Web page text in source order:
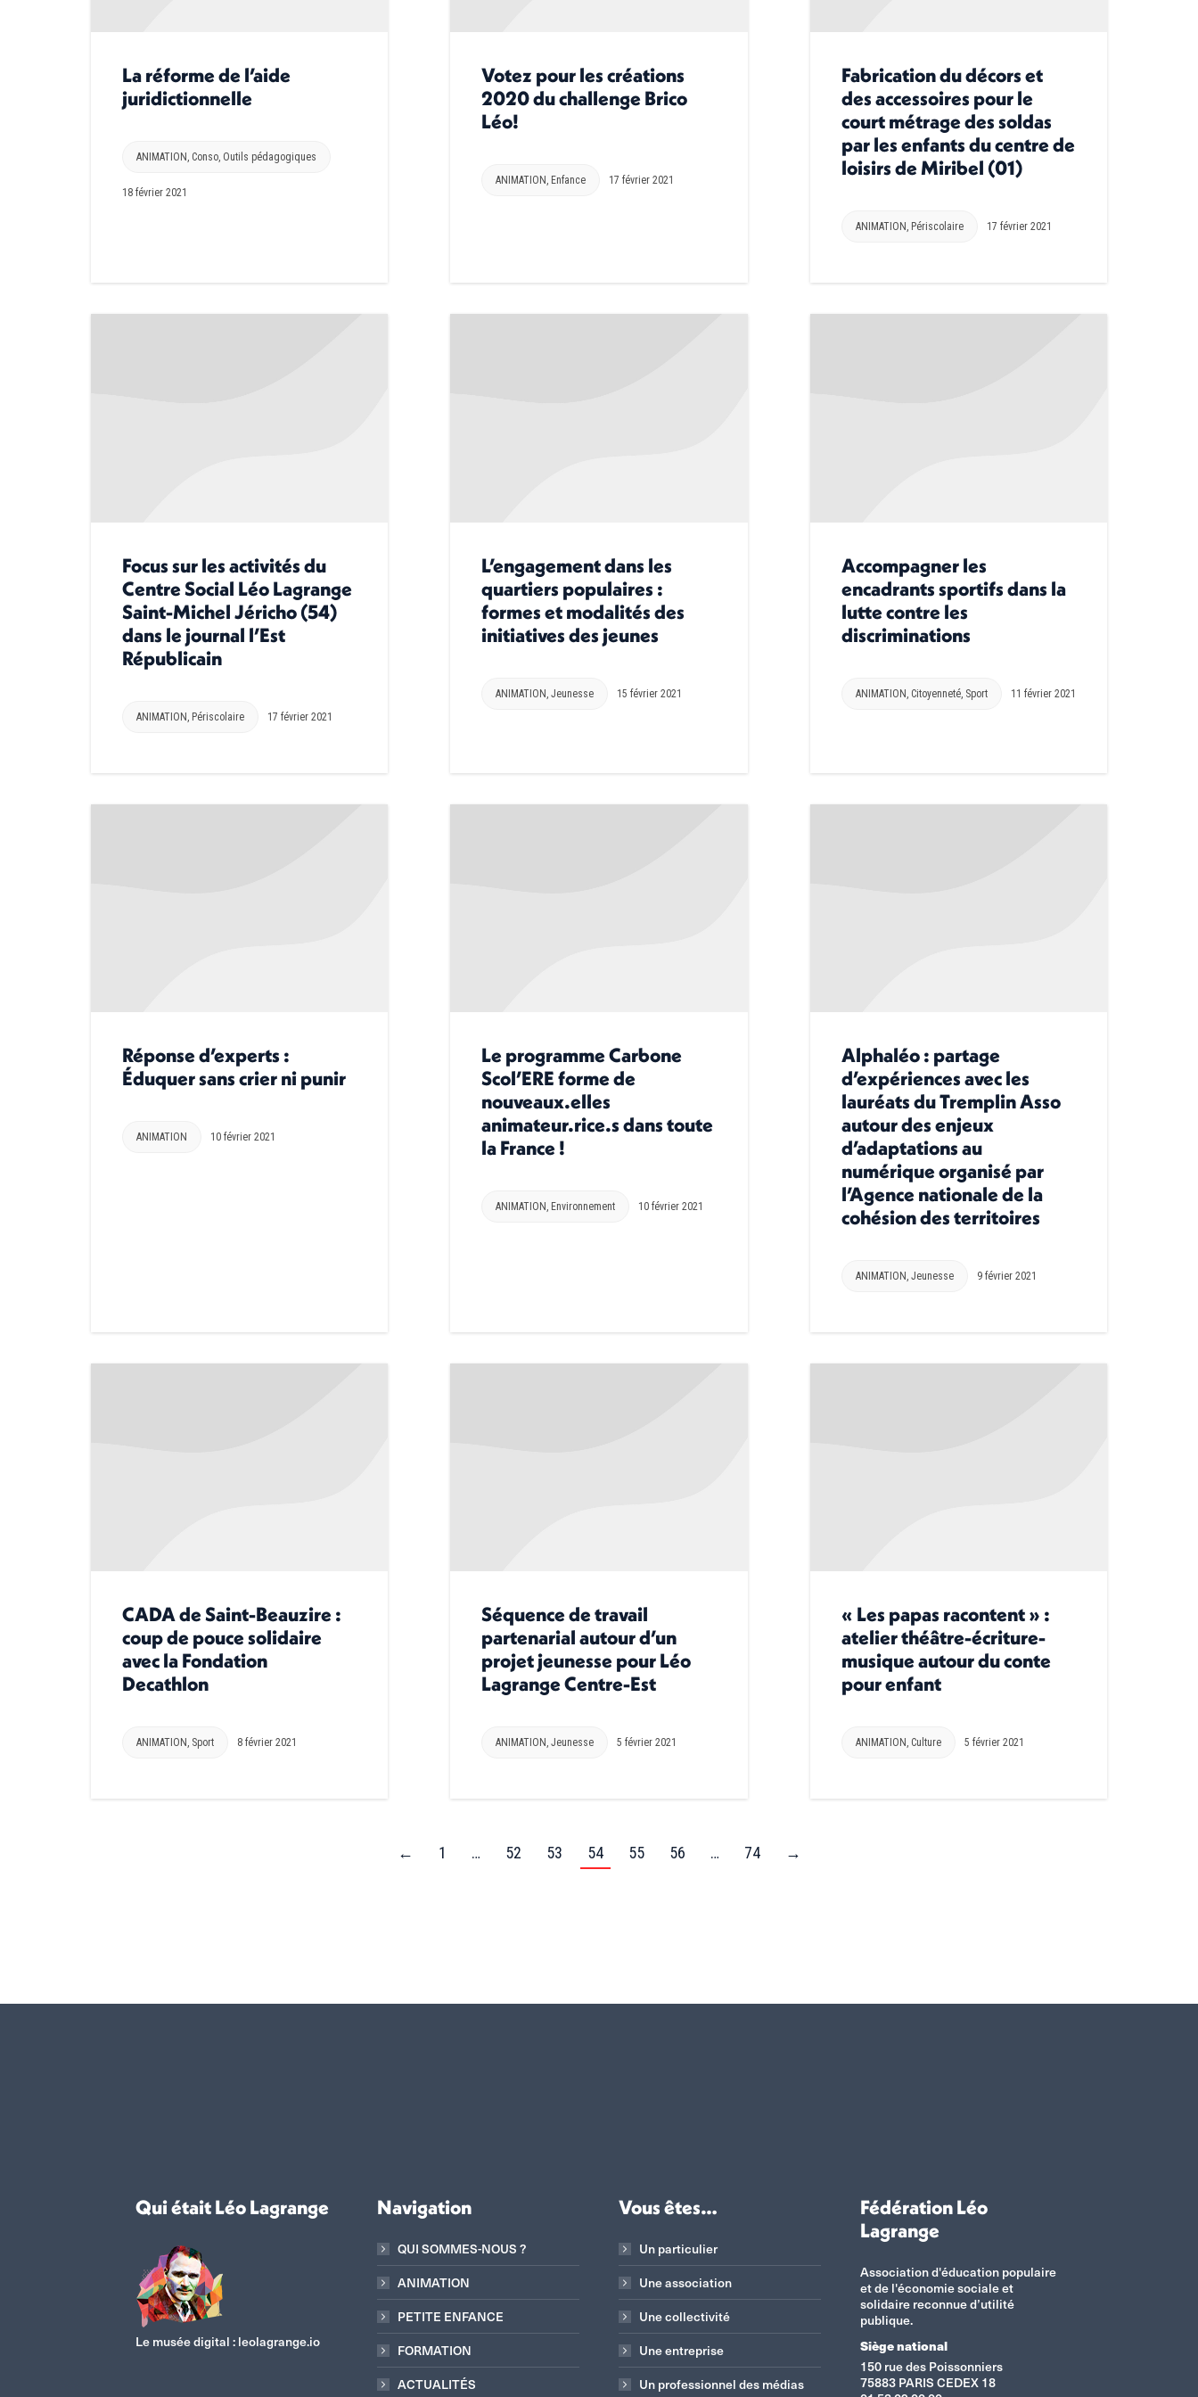
La réforme de l’aide
juridictionnelle
ANIMATION , Conso, Outils pédagogiques
18 février 2021
Votez pour les créations
2020 du challenge Brico
Léo!
ANIMATION , Enfance 17 février 2021
Fabrication du décors et
des accessoires pour le
court métrage des soldas
par les enfants du centre de
loisirs de Miribel (01)
ANIMATION , Périscolaire 17 février 2021
Focus sur les activités du
Centre Social Léo Lagrange
Saint-Michel Jéricho (54)
dans le journal l’Est
Républicain
ANIMATION Périscolaire 17 février 2021
L’engagement dans les
quartiers populaires :
formes et modalités des
initiatives des jeunes
ANIMATION ,Jeunesse 15 février 2021
Accompagner les
encadrants sportifs dans la
lutte contre les
discriminations
ANIMATION Citoyenneté, Sport 11 février 2021
Réponse d’experts :
Éduquer sans crier ni punir
ANIMATION 10 février 2021
Le programme Carbone
Scol’ERE forme de
nouveaux.elles
animateur.rice.s dans toute
la France !
ANIMATION , Environnement 10 février 2021
Alphaléo : partage
d’expériences avec les
lauréats du Tremplin Asso
autour des enjeux
d’adaptations au
numérique organisé par
l’Agence nationale de la
cohésion des territoires
ANIMATION , Jeunesse 9 février 2021
CADA de Saint-Beauzire :
coup de pouce solidaire
avec la Fondation
Decathlon
ANIMATION , Sport 8 février 2021
Séquence de travail
partenarial autour d’un
projet jeunesse pour Léo
Lagrange Centre-Est
ANIMATION ,Jeunesse 5 février 2021
« Les papas racontent » :
atelier théâtre-écriture-
musique autour du conte
pour enfant
ANIMATION , Culture 5 février 2021
← 1 … 52 53 54 55 56 … 74 →
Qui était Léo Lagrange
Le musée digital : leolagrange.io
Navigation
QUI SOMMES-NOUS ?
ANIMATION
PETITE ENFANCE
FORMATION
ACTUALITÉS
Vous êtes…
Un particulier
Une association
Une collectivité
Une entreprise
Un professionnel des médias
Fédération Léo
Lagrange
Association d'éducation populaire
et de l'économie sociale et
solidaire reconnue d’utilité
publique.
Siège national
150 rue des Poissonniers
75883 PARIS CEDEX 18